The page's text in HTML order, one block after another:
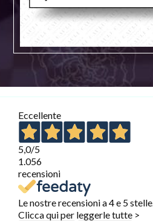
Eccellente
5,0/5
1.056
recensioni
Le nostre recensioni a 4 e 5 stelle.
Clicca qui per leggerle tutte >